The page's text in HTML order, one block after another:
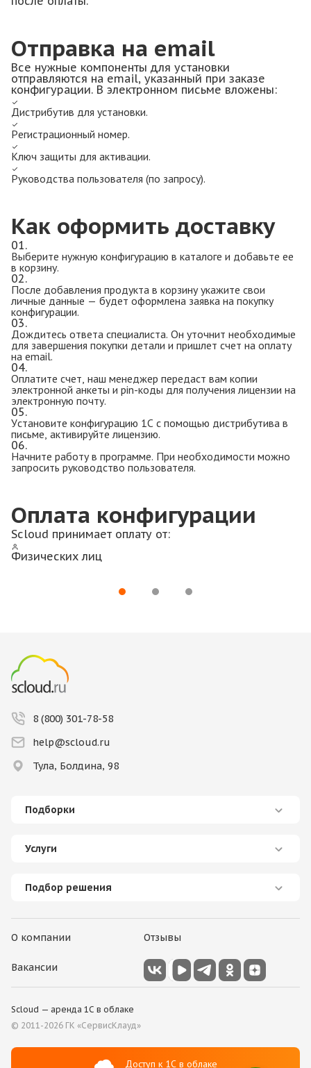
Отправка на email
Все нужные компоненты для установки
отправляются на email, указанный при заказе
конфигурации. В электронном письме вложены:
Дистрибутив для установки.
Регистрационный номер.
Ключ защиты для активации.
Руководства пользователя (по запросу).
Как оформить доставку
01.
Выберите нужную конфигурацию в каталоге и добавьте ее
в корзину.
02.
После добавления продукта в корзину укажите свои
личные данные — будет оформлена заявка на покупку
конфигурации.
03.
Дождитесь ответа специалиста. Он уточнит необходимые
для завершения покупки детали и пришлет счет на оплату
на email.
04.
Оплатите счет, наш менеджер передаст вам копии
электронной анкеты и pin-коды для получения лицензии на
электронную почту.
05.
Установите конфигурацию 1С с помощью дистрибутива в
письме, активируйте лицензию.
06.
Начните работу в программе. При необходимости можно
запросить руководство пользователя.
Оплата конфигурации
Scloud принимает оплату от:
Физических лиц
8 (800) 301-78-58
help@scloud.ru
Тула, Болдина, 98
Подборки
Услуги
Подбор решения
О компании Отзывы
Вакансии
Scloud — аренда 1С в облаке
© 2011-2026 ГК «СервисКлауд»
Доступ к 1С в облаке